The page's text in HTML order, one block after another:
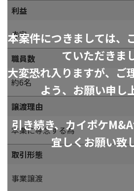
本案件につきましては、
ていただきま
大変恐れ入りますが、ご
よう、お願い申し
引き続き、カイポケ
宜しくお願い致
利益
赤字
職員数
約6名
譲渡理由
本業に専念する為
取引形態
事業譲渡